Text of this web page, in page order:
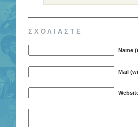
ΣΧΟΛΙΑΣΤΕ
Name
Mail